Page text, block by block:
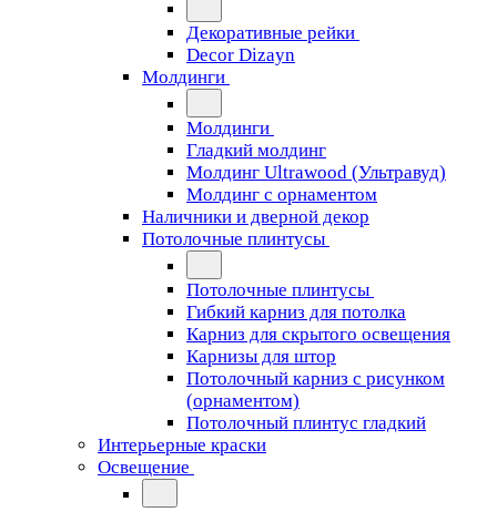
Декоративные рейки
Decor Dizayn
Молдинги
Молдинги
Гладкий молдинг
Молдинг Ultrawood (Ультравуд)
Молдинг с орнаментом
Наличники и дверной декор
Потолочные плинтусы
Потолочные плинтусы
Гибкий карниз для потолка
Карниз для скрытого освещения
Карнизы для штор
Потолочный карниз с рисунком
(орнаментом)
Потолочный плинтус гладкий
Интерьерные краски
Освещение